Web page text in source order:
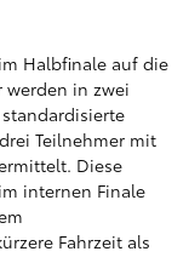
Halbfinale auf die
werden in zwei
Teilnehmer mit
Diese
internen Finale
Fahrzeit als